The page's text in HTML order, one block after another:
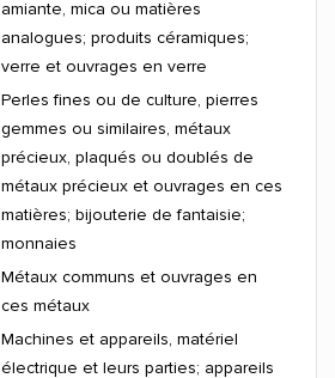
amiante, mica ou matières
analogues; produits céramiques;
verre et ouvrages en verre
Perles fines ou de culture, pierres
gemmes ou similaires, métaux
précieux, plaqués ou doublés de
métaux précieux et ouvrages en ces
matières; bijouterie de fantaisie;
monnaies
Métaux communs et ouvrages en
ces métaux
Machines et appareils, matériel
électrique et leurs parties; appareils